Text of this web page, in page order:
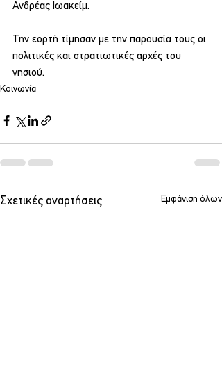
Ανδρέας Ιωακείμ.
Την εορτή τίμησαν με την παρουσία τους οι
πολιτικές και στρατιωτικές αρχές του
νησιού.
Κοινωνία
Σχετικές αναρτήσεις Εμφάνιση όλων